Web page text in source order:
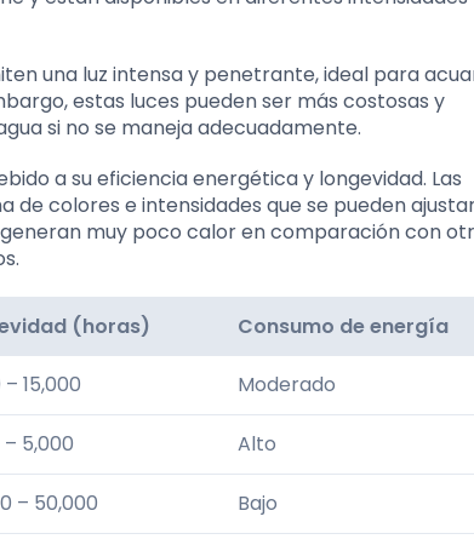
una luz intensa y penetrante, ideal para
estas luces pueden ser más costosas y
si no se maneja adecuadamente.
a su eficiencia energética y longevidad. Las
de colores e intensidades que se pueden
muy poco calor en comparación con
(horas) Consumo de energía
15,000 Moderado
5,000 Alto
– 50,000 Bajo